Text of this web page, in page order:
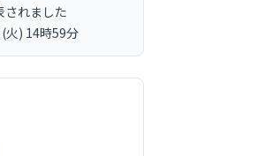
されました
火) 14時59分